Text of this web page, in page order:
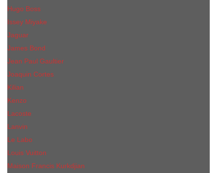
Hugo Boss
Issey Miyake
Jaguar
James Bond
Jean Paul Gaultier
Joaquin Сortes
Kilian
Kenzo
Lacoste
Lanvin
Le Labo
Louis Vuitton
Maison Francis Kurkdjian